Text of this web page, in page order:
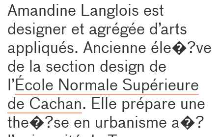
Amandine Langlois est
designer et agrégée d’arts
appliqués. Ancienne éle�?ve
de la section design de
l’École Normale Supérieure
de Cachan. Elle prépare une
the�?se en urbanisme a�?